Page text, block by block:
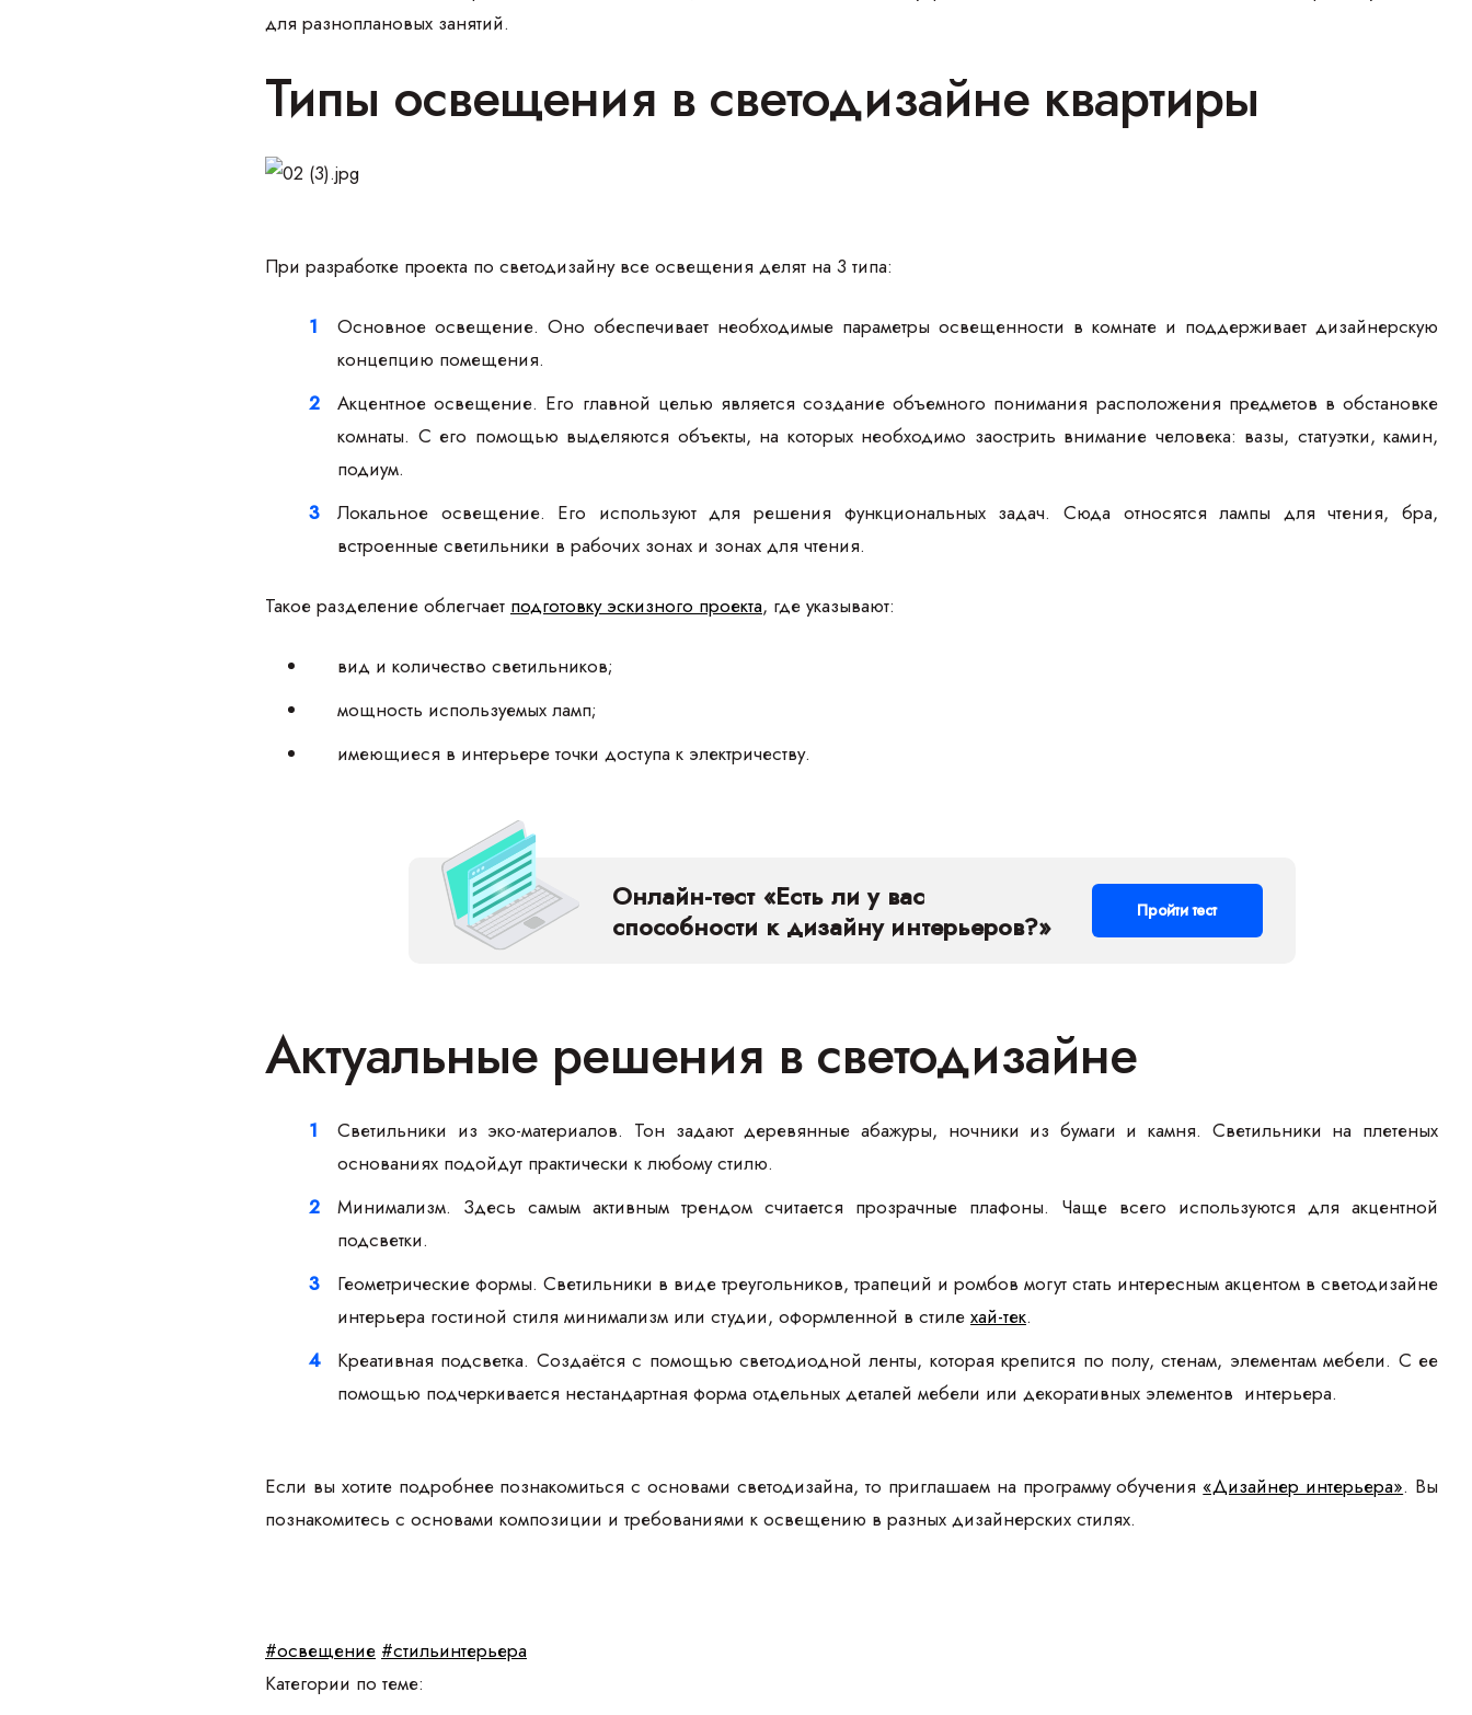
для разноплановых занятий.
Типы освещения в светодизайне квартиры
При разработке проекта по светодизайну все освещения делят на 3 типа:
Основное освещение. Оно обеспечивает необходимые параметры освещенности в комнате и поддерживает дизайнерскую
концепцию помещения.
Акцентное освещение. Его главной целью является создание объемного понимания расположения предметов в обстановке
комнаты. С его помощью выделяются объекты, на которых необходимо заострить внимание человека: вазы, статуэтки, камин,
подиум.
Локальное освещение. Его используют для решения функциональных задач. Сюда относятся лампы для чтения, бра,
встроенные светильники в рабочих зонах и зонах для чтения.
Такое разделение облегчает подготовку эскизного проекта, где указывают:
вид и количество светильников;
мощность используемых ламп;
имеющиеся в интерьере точки доступа к электричеству.
Онлайн-тест «Есть ли у вас
способности к дизайну интерьеров?»
Пройти тест
Актуальные решения в светодизайне
Светильники из эко-материалов. Тон задают деревянные абажуры, ночники из бумаги и камня. Светильники на плетеных
основаниях подойдут практически к любому стилю.
Минимализм. Здесь самым активным трендом считается прозрачные плафоны. Чаще всего используются для акцентной
подсветки.
Геометрические формы. Светильники в виде треугольников, трапеций и ромбов могут стать интересным акцентом в светодизайне
интерьера гостиной стиля минимализм или студии, оформленной в стиле хай-тек.
Креативная подсветка. Создаётся с помощью светодиодной ленты, которая крепится по полу, стенам, элементам мебели. С ее
помощью подчеркивается нестандартная форма отдельных деталей мебели или декоративных элементов интерьера.
Если вы хотите подробнее познакомиться с основами светодизайна, то приглашаем на программу обучения«Дизайнер интерьера». Вы
познакомитесь с основами композиции и требованиями к освещению в разных дизайнерских стилях.
#освещение #стильинтерьера
Категории по теме: